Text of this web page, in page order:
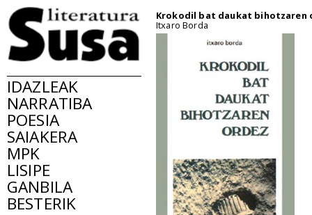
IDAZLEAK
NARRATIBA
POESIA
SAIAKERA
MPK
LISIPE
GANBILA
BESTERIK
Krokodil bat daukat bihotzaren
Itxaro Borda